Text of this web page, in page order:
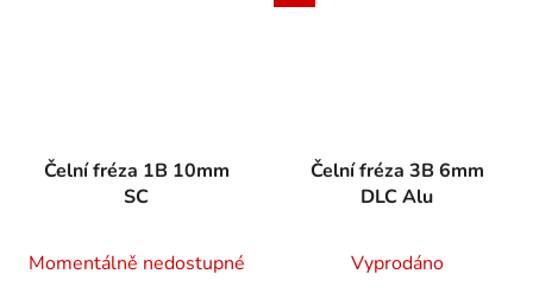
Čelní fréza 1B 10mm
SC
Momentálně nedostupné
Čelní fréza 3B 6mm
DLC Alu
Vyprodáno